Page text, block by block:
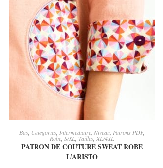
CHOIX DES OPTIONS
Bas, Catégories, Intermédiaire, Niveau, Patrons PDF,
Robe, S/XL, Tailles, XL/4XL
PATRON DE COUTURE SWEAT ROBE
L’ARISTO